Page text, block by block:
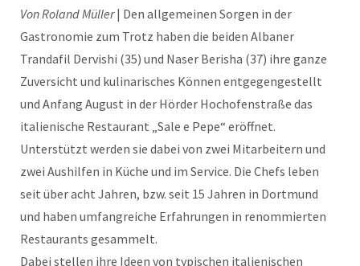
Von Roland Müller| Den allgemeinen Sorgen in der
Gastronomie zum Trotz haben die beiden Albaner
Trandafil Dervishi (35) und Naser Berisha (37) ihre ganze
Zuversicht und kulinarisches Können entgegengestellt
und Anfang August in der Hörder Hochofenstraße das
italienische Restaurant „Sale e Pepe“ eröffnet.
Unterstützt werden sie dabei von zwei Mitarbeitern und
zwei Aushilfen in Küche und im Service. Die Chefs leben
seit über acht Jahren, bzw. seit 15 Jahren in Dortmund
und haben umfangreiche Erfahrungen in renommierten
Restaurants gesammelt.
Dabei stellen ihre Ideen von typischen italienischen